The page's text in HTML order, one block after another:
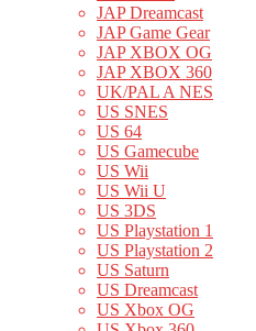
JAP Dreamcast
JAP Game Gear
JAP XBOX OG
JAP XBOX 360
UK/PAL A NES
US SNES
US 64
US Gamecube
US Wii
US Wii U
US 3DS
US Playstation 1
US Playstation 2
US Saturn
US Dreamcast
US Xbox OG